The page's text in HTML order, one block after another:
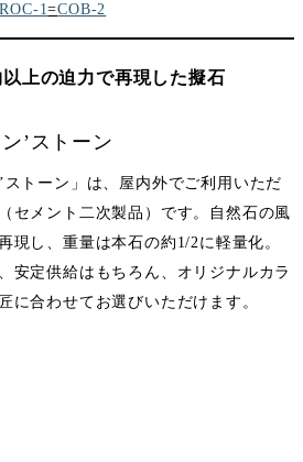
ROC-1=COB-2
上の迫力で再現した擬石
’ストーン
ストーン」は、屋内外でご利用いただ
セメント二次製品）です。自然石の風
現し、重量は本石の約1/2に軽量化。
安定供給はもちろん、オリジナルカラ
に合わせてお選びいただけます。